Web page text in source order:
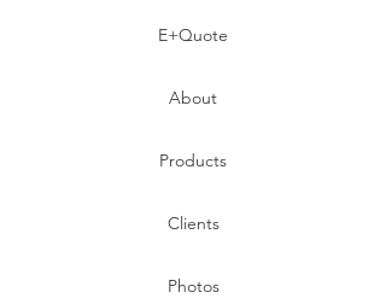
E+Quote
About
Products
Clients
Photos